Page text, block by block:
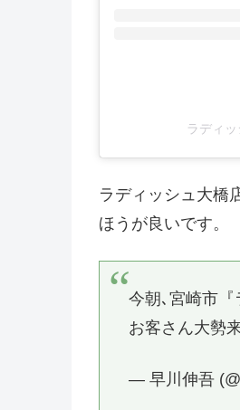
ラディ
ラディッシュ大橋
ほうが良いです。
今朝､宮崎市
お客さん大勢
— 早川伸吾